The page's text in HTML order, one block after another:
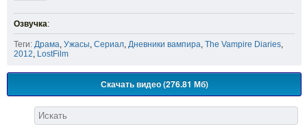
Озвучка:
Теги: Драма, Ужасы, Сериал, Дневники вампира, The Vampire Diaries,
2012, LostFilm
Скачать видео (276.81 Мб)